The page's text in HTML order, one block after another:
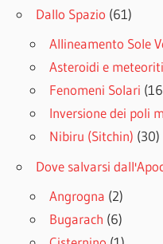
Dallo Spazio (61)
Allineamento Sole
Asteroidi e meteoriti
Fenomeni Solari
Inversione dei poli
Nibiru (Sitchin) (30)
Dove salvarsi
Angrogna (2)
Bugarach (6)